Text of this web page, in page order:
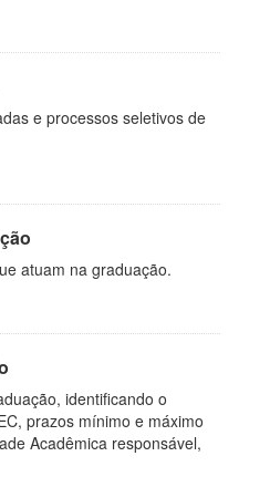
e processos seletivos de
atuam na graduação.
identificando o
prazos mínimo e máximo
Acadêmica responsável,